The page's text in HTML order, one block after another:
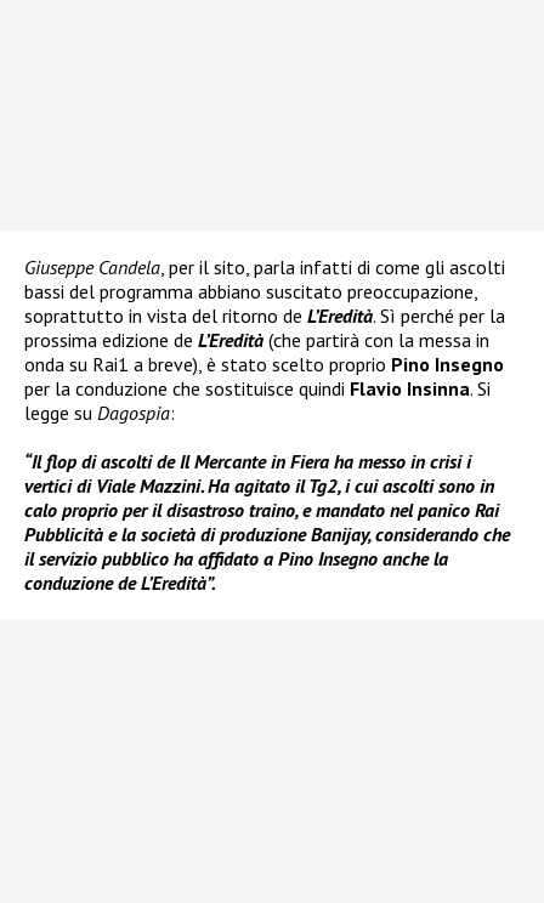
Giuseppe Candela, per il sito, parla infatti di come gli ascolti
bassi del programma abbiano suscitato preoccupazione,
soprattutto in vista del ritorno de L’Eredità. Sì perché per la
prossima edizione de L’Eredità (che partirà con la messa in
onda su Rai1 a breve), è stato scelto proprio Pino Insegno
per la conduzione che sostituisce quindi Flavio Insinna. Si
legge su Dagospia:
“Il flop di ascolti de Il Mercante in Fiera ha messo in crisi i
vertici di Viale Mazzini. Ha agitato il Tg2, i cui ascolti sono in
calo proprio per il disastroso traino, e mandato nel panico Rai
Pubblicità e la società di produzione Banijay, considerando che
il servizio pubblico ha affidato a Pino Insegno anche la
conduzione de L’Eredità”.